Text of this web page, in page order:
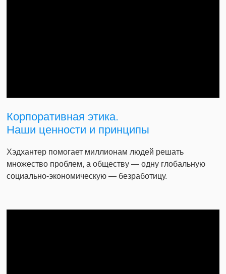
Корпоративная этика.
Наши ценности и принципы
Хэдхантер помогает миллионам людей решать
множество проблем, а обществу — одну глобальную
социально-экономическую — безработицу.